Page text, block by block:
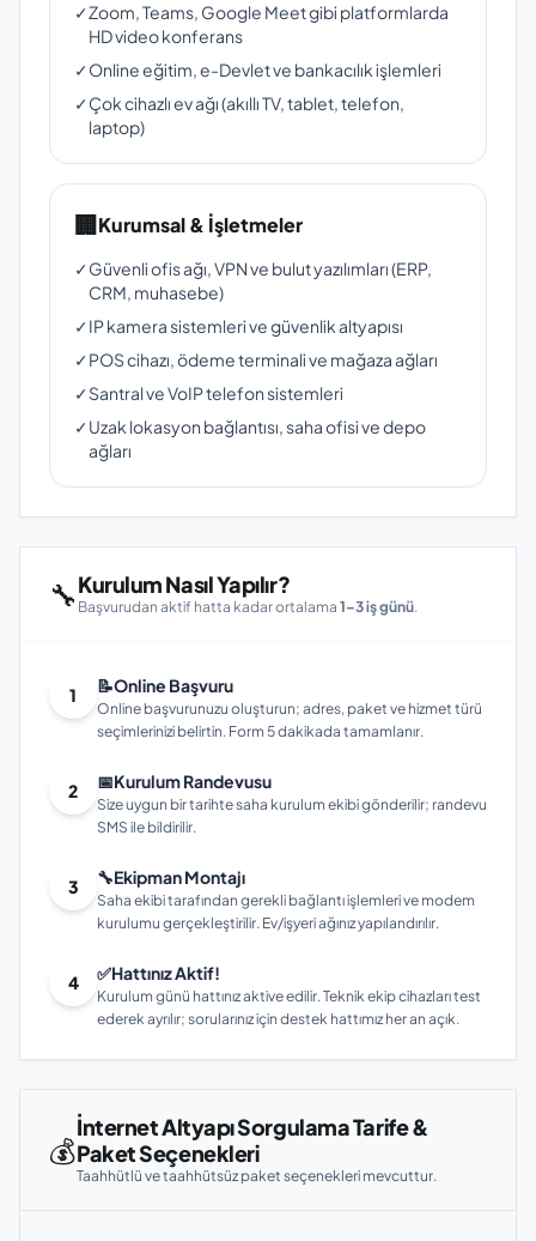
✓Zoom, Teams, Google Meet gibi platformlarda
HD video konferans
✓Online eğitim, e-Devlet ve bankacılık işlemleri
✓Çok cihazlı ev ağı (akıllı TV, tablet, telefon,
laptop)
🏢Kurumsal & İşletmeler
✓Güvenli ofis ağı, VPN ve bulut yazılımları (ERP,
CRM, muhasebe)
✓IP kamera sistemleri ve güvenlik altyapısı
✓POS cihazı, ödeme terminali ve mağaza ağları
✓Santral ve VoIP telefon sistemleri
✓Uzak lokasyon bağlantısı, saha ofisi ve depo
ağları
🔧Kurulum Nasıl Yapılır?
Başvurudan aktif hatta kadar ortalama 1–3 iş günü.
1 📝Online Başvuru
Online başvurunuzu oluşturun; adres, paket ve hizmet türü
seçimlerinizi belirtin. Form 5 dakikada tamamlanır.
2 📅Kurulum Randevusu
Size uygun bir tarihte saha kurulum ekibi gönderilir; randevu
SMS ile bildirilir.
3 🔧Ekipman Montajı
Saha ekibi tarafından gerekli bağlantı işlemleri ve modem
kurulumu gerçekleştirilir. Ev/işyeri ağınız yapılandırılır.
4 ✅Hattınız Aktif!
Kurulum günü hattınız aktive edilir. Teknik ekip cihazları test
ederek ayrılır; sorularınız için destek hattımız her an açık.
💰
İnternet Altyapı Sorgulama Tarife &
Paket Seçenekleri
Taahhütlü ve taahhütsüz paket seçenekleri mevcuttur.